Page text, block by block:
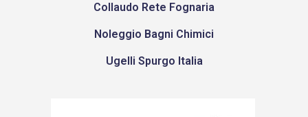
Collaudo Rete Fognaria
Noleggio Bagni Chimici
Ugelli Spurgo Italia